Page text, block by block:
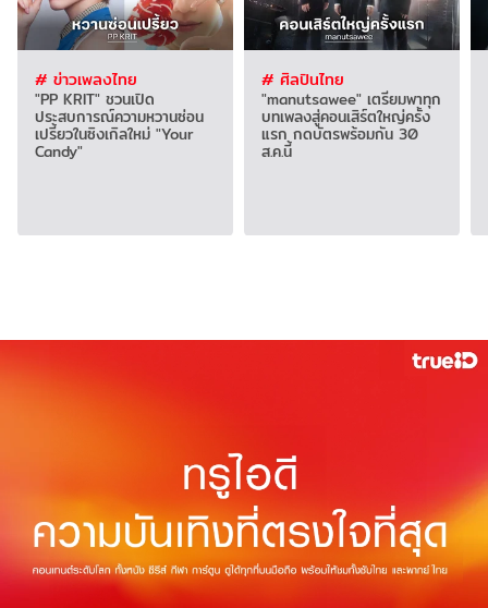
# ข่าวเพลงไทย
"PP KRIT" ชวนเปิด
ประสบการณ์ความหวานซ่อน
เปรี้ยวในซิงเกิลใหม่ "Your
Candy"
# ศิลปินไทย
"manutsawee" เตรียมพาทุก
บทเพลงสู่คอนเสิร์ตใหญ่ครั้ง
แรก กดบัตรพร้อมกัน 30
ส.ค.นี้